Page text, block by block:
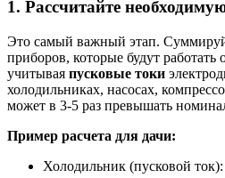
1. Рассчитайте
Это самый важный этап.
приборов, которые будут работать
учитывая пусковые токи
холодильниках, насосах,
может в 3-5 раз превышать
Пример расчета для дачи:
Холодильник (пусковой